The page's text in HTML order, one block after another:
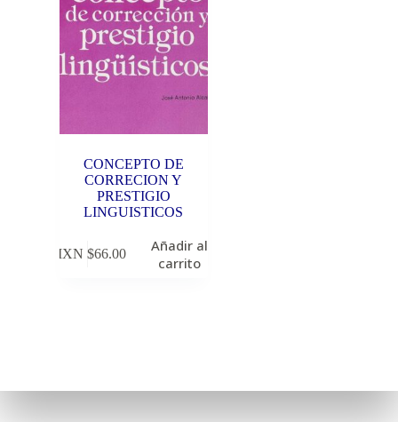
CONCEPTO DE
CORRECION Y
PRESTIGIO
LINGUISTICOS
MXN $66.00
Añadir al
carrito